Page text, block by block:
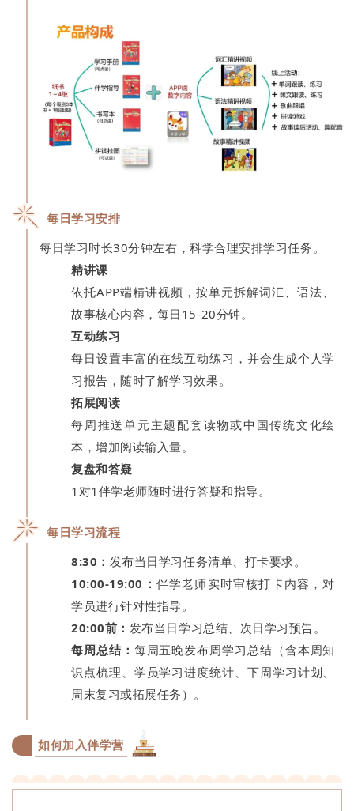
每日学习安排
每日学习时长30分钟左右，科学合理安排学习任务。
精讲课
依托APP端精讲视频，按单元拆解词汇、语法、
故事核心内容，每日15-20分钟。
互动练习
每日设置丰富的在线互动练习，并会生成个人学
习报告，随时了解学习效果。
拓展阅读
每周推送单元主题配套读物或中国传统文化绘
本，增加阅读输入量。
复盘和答疑
1对1伴学老师随时进行答疑和指导。
每日学习流程
8:30： 发布当日学习任务清单、打卡要求。
10:00-19:00： 伴学老师实时审核打卡内容，对
学员进行针对性指导。
20:00前： 发布当日学习总结、次日学习预告。
每周总结： 每周五晚发布周学习总结（含本周知
识点梳理、学员学习进度统计、下周学习计划、
周末复习或拓展任务）。
如何加入伴学营